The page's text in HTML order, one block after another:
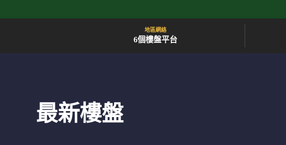
地區網絡
6個樓盤平台
最新樓盤